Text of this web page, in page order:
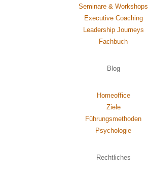
Seminare & Workshops
Executive Coaching
Leadership Journeys
Fachbuch
Blog
Homeoffice
Ziele
Führungsmethoden
Psychologie
Rechtliches